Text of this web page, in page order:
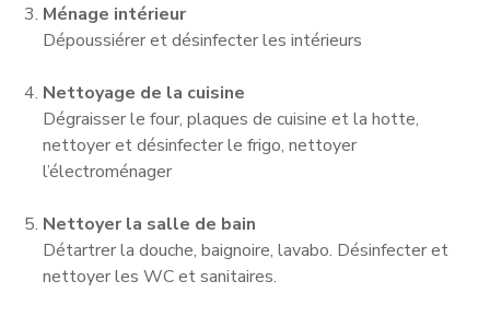
Ménage intérieur
Dépoussiérer et désinfecter les intérieurs
Nettoyage de la cuisine
Dégraisser le four, plaques de cuisine et la hotte,
nettoyer et désinfecter le frigo, nettoyer
l’électroménager
Nettoyer la salle de bain
Détartrer la douche, baignoire, lavabo. Désinfecter et
nettoyer les WC et sanitaires.